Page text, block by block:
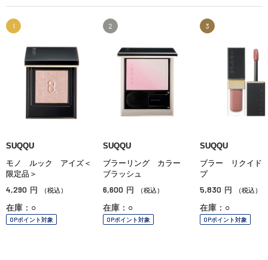
1
SUQQU
モノ ルック アイズ＜
限定品＞
4,290 円 （税込）
在庫：○
OPポイント対象
2
SUQQU
ブラーリング カラー
ブラッシュ
6,600 円 （税込）
在庫：○
OPポイント対象
3
SUQQU
ブラー リクイド
プ
5,830 円 （税込）
在庫：○
OPポイント対象